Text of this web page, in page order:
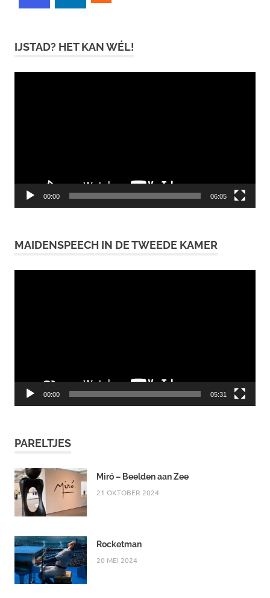
IJSTAD? HET KAN WÉL!
00:00 06:05
MAIDENSPEECH IN DE TWEEDE KAMER
00:00 05:31
PARELTJES
Miró – Beelden aan Zee
21 OKTOBER 2024
Rocketman
20 MEI 2024